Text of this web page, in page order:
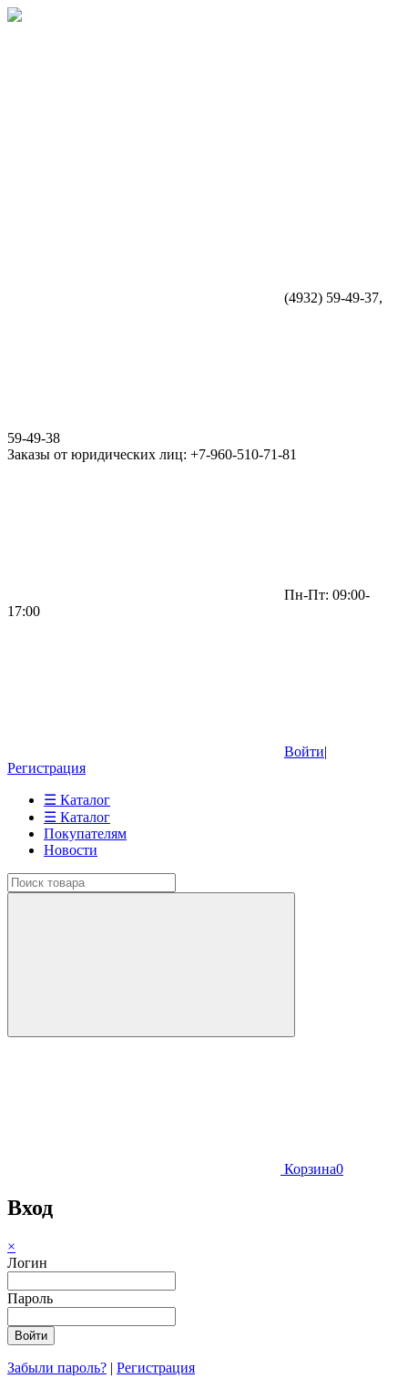
(4932) 59-49-37,
59-49-38
Заказы от юридических лиц: +7-960-510-71-81
Пн-Пт: 09:00-
17:00
Войти|
Регистрация
☰ Каталог
☰ Каталог
Покупателям
Новости
Корзина0
Вход
×
Логин
Пароль
Забыли пароль? | Регистрация